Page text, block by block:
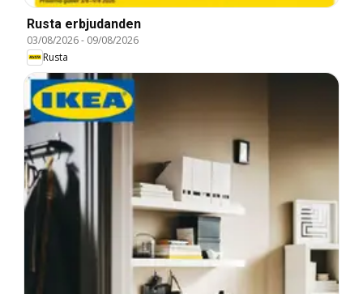
Rusta erbjudanden
03/08/2026- 09/08/2026
Rusta